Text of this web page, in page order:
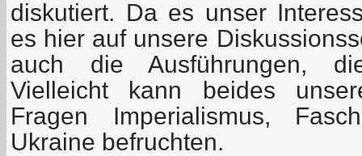
diskutiert. Da es unser
es hier auf unsere
auch die Ausführungen,
Vielleicht kann beides
Fragen Imperialismus,
Ukraine befruchten.